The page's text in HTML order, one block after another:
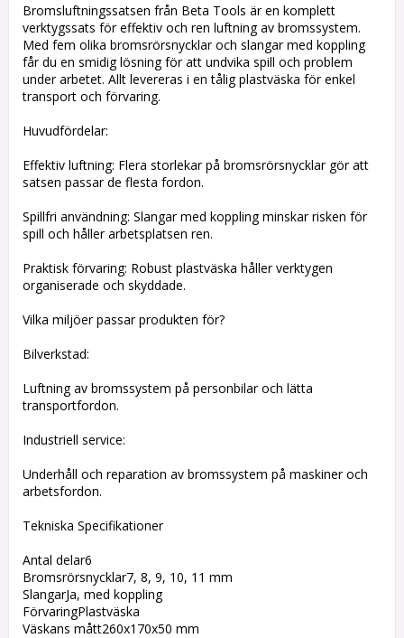
Bromsluftningssatsen från Beta Tools är en komplett
verktygssats för effektiv och ren luftning av bromssystem.
Med fem olika bromsrörsnycklar och slangar med koppling
får du en smidig lösning för att undvika spill och problem
under arbetet. Allt levereras i en tålig plastväska för enkel
transport och förvaring.
Huvudfördelar:
Effektiv luftning: Flera storlekar på bromsrörsnycklar gör att
satsen passar de flesta fordon.
Spillfri användning: Slangar med koppling minskar risken för
spill och håller arbetsplatsen ren.
Praktisk förvaring: Robust plastväska håller verktygen
organiserade och skyddade.
Vilka miljöer passar produkten för?
Bilverkstad:
Luftning av bromssystem på personbilar och lätta
transportfordon.
Industriell service:
Underhåll och reparation av bromssystem på maskiner och
arbetsfordon.
Tekniska Specifikationer
Antal delar6
Bromsrörsnycklar7, 8, 9, 10, 11 mm
SlangarJa, med koppling
FörvaringPlastväska
Väskans mått260x170x50 mm